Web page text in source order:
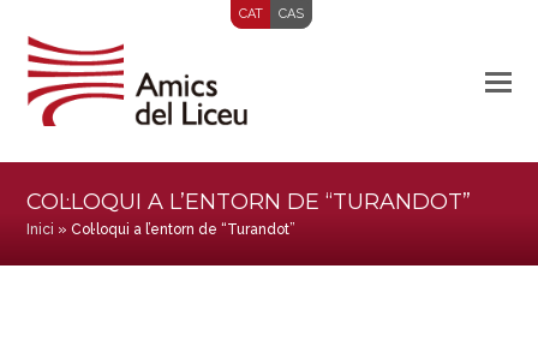
CAT CAS
COL·LOQUI A L’ENTORN DE “TURANDOT”
Inici »Col·loqui a l’entorn de “Turandot”